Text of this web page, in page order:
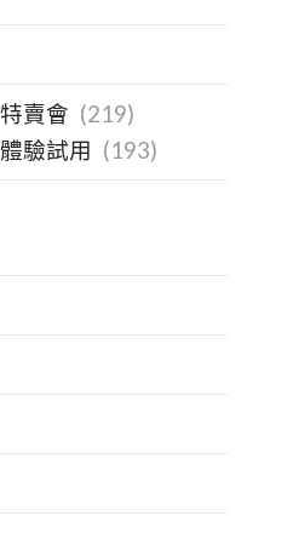
賣會 (219)
驗試用 (193)